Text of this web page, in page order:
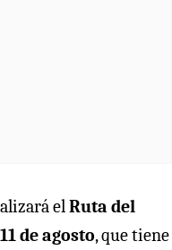
elRuta del
de agosto, que tiene